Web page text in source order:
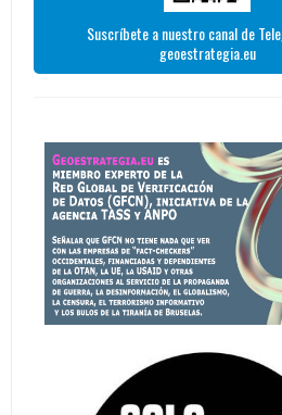
Suscríbete a nuestro canal de
geoestrategia.eu